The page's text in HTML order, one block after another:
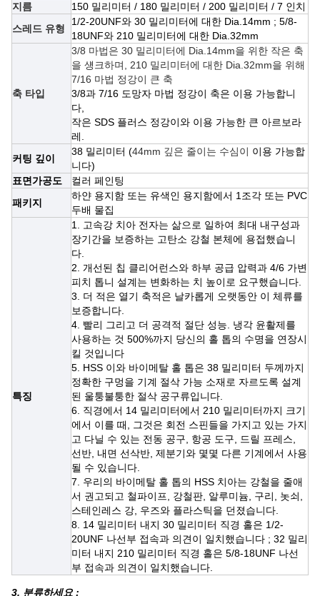
지름
150 밀리미터 / 180 밀리미터 / 200 밀리미터 / 7 인치
스레드 유형
1/2-20UNF와 30 밀리미터에 대한 Dia.14mm ; 5/8-
18UNF와 210 밀리미터에 대한 Dia.32mm
축 타입
3/8 마법은 30 밀리미터에 Dia.14mm을 위한 작은 축
을 섕크하며, 210 밀리미터에 대한 Dia.32mm을 위해
7/16 마법 정강이 큰 축
3/8과 7/16 도망자 마법 정강이 축은 이용 가능합니
다,
작은 SDS 플러스 정강이와 이용 가능한 큰 아르보라
레.
커팅 깊이
38 밀리미터 (44mm 깊은 줄이는 수심이 이용 가능합
니다)
표면가공도
컬러 페인팅
패키지
하얀 용지함 또는 유색인 용지함에서 1조각 또는 PVC
두배 물집
특징
1. 고속강 치아 전자는 삶으로 일하여 최대 내구성과
장기간을 보증하는 고탄소 강철 본체에 용접했습니
다.
2. 개선된 칩 클리어런스와 하부 공급 압력과 4/6 가변
피치 톱니 설계는 변화하는 치 높이로 요구했습니다.
3. 더 적은 열기 축적은 날카롭게 오랫동안 이 체류를
보증합니다.
4. 빨리 그리고 더 공격적 절단 성능. 냉각 윤활제를
사용하는 것 500%까지 당신의 홀 톱의 수명을 연장시
킬 것입니다
5. HSS 이와 바이메탈 홀 톱은 38 밀리미터 두께까지
정확한 구멍을 기계 절삭 가능 소재로 자르도록 설계
된 울퉁불퉁한 절삭 공구류입니다.
6. 직경에서 14 밀리미터에서 210 밀리미터까지 크기
에서 이를 때, 그것은 회전 스핀들을 가지고 있는 가지
고 다닐 수 있는 전동 공구, 항공 도구, 드릴 프레스,
선반, 내면 선삭반, 제분기와 몇몇 다른 기계에서 사용
될 수 있습니다.
7. 우리의 바이메탈 홀 톱의 HSS 치아는 강철을 줄애
서 권고되고 철파이프, 강철판, 알루미늄, 구리, 놋쇠,
스테인레스 강, 우즈와 플라스틱을 던졌습니다.
8. 14 밀리미터 내지 30 밀리미터 직경 홀은 1/2-
20UNF 나선부 접속과 의견이 일치했습니다 ; 32 밀리
미터 내지 210 밀리미터 직경 홀은 5/8-18UNF 나선
부 접속과 의견이 일치했습니다.
3. 분류하세요 :